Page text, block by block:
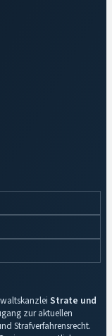
Strate und
zur aktuellen
Strafverfahrensrecht.